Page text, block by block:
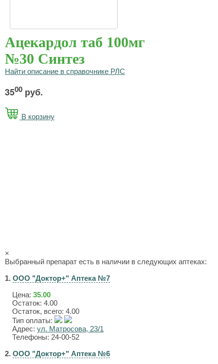
Ацекардол таб 100мг
№30 Синтез
Найти описание в справочнике РЛС
3500 руб.
В корзину
×
Выбранный препарат есть в наличии в следующих аптеках:
1. ООО "Доктор+" Аптека №7
Цена: 35.00
Остаток: 4.00
Остаток, всего: 4.00
Тип оплаты:
Адрес: ул. Матросова, 23/1
Телефоны: 24-00-52
2. ООО "Доктор+" Аптека №6